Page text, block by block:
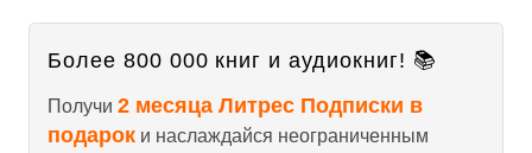
Более 800 000 книг и аудиокниг! 📚
Получи 2 месяца Литрес Подписки в
подарок и наслаждайся неограниченным